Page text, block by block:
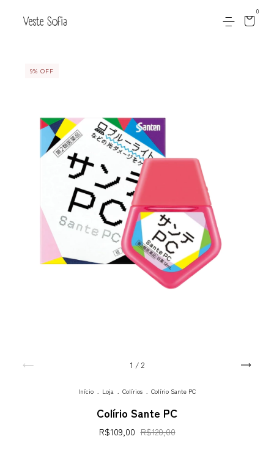
0
9% OFF
1 / 2
Início Loja Colírios Colírio Sante PC
Colírio Sante PC
R$109,00 R$120,00